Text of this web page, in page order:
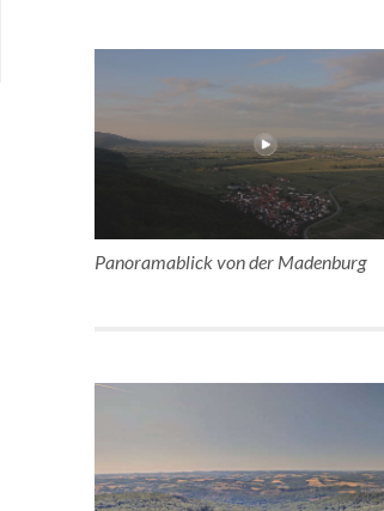
Panoramablick von der Madenburg